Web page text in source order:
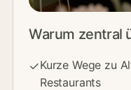
Warum zentral
✓Kurze Wege zu
Restaurants